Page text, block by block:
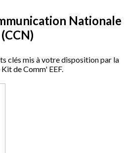
Nationale
(CCN)
clés mis à votre disposition par la
de Comm' EEF.